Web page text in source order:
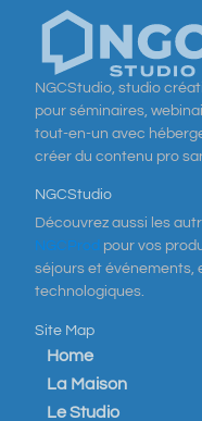
NGCStudio, studio
pour séminaires,
tout-en-un avec
créer du contenu pro
NGCStudio
Découvrez aussi les
NGCProd pour vos
séjours et événements,
technologiques.
Site Map
Home
La Maison
Le Studio